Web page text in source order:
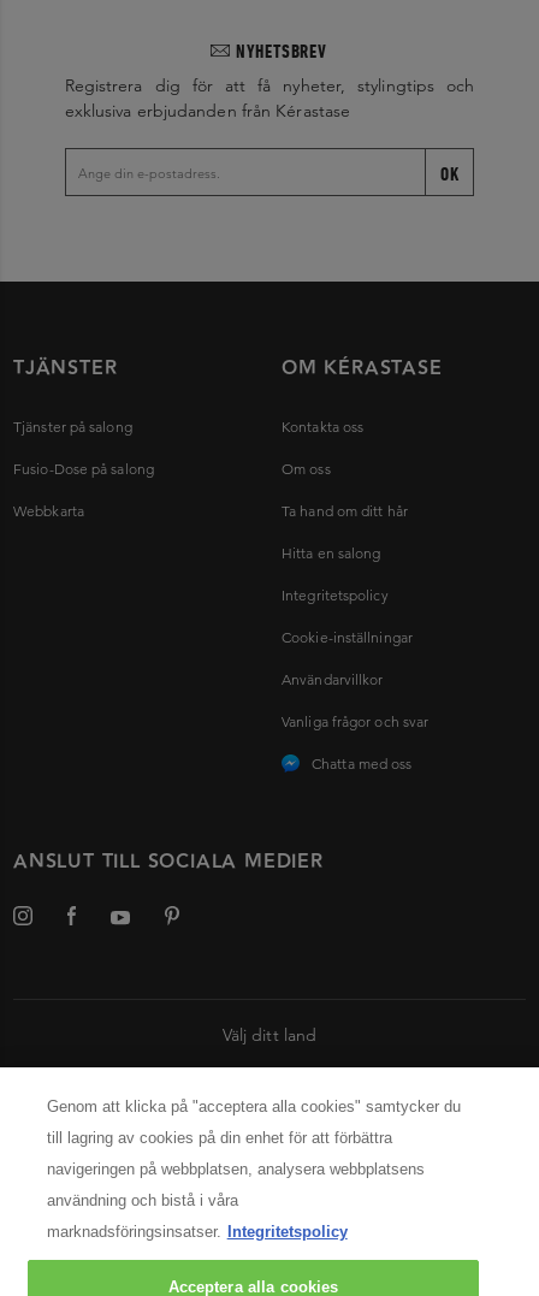
NYHETSBREV
Registrera dig för att få nyheter, stylingtips och
exklusiva erbjudanden från Kérastase
OK
TJÄNSTER
Tjänster på salong
Fusio-Dose på salong
Webbkarta
OM KÉRASTASE
Kontakta oss
Om oss
Ta hand om ditt hår
Hitta en salong
Integritetspolicy
Cookie-inställningar
Användarvillkor
Vanliga frågor och svar
Chatta med oss
ANSLUT TILL SOCIALA MEDIER
Välj ditt land
Kérastase Paris
14, rue Royale 75008 Paris
[email protected]
© 2025 Kérastase. All rights reserved
Genom att klicka på "acceptera alla cookies" samtycker du
till lagring av cookies på din enhet för att förbättra
navigeringen på webbplatsen, analysera webbplatsens
användning och bistå i våra
marknadsföringsinsatser.
Integritetspolicy
Acceptera alla cookies